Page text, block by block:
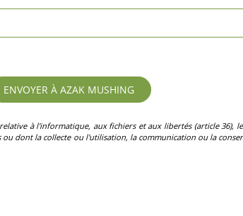
à l'informatique, aux fichiers et aux libertés (article
dont la collecte ou l'utilisation, la communication ou la